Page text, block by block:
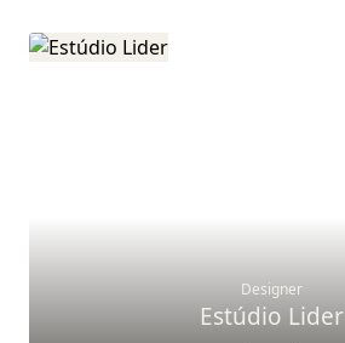
Designer
Estúdio Lider